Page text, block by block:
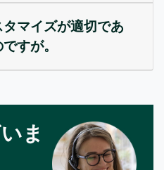
マイズが適切であ
すが。
ま